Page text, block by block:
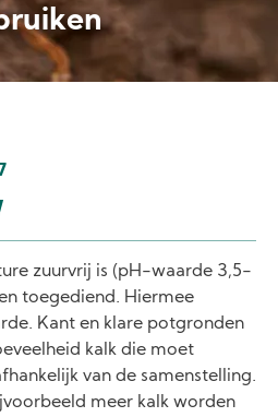
zuurvrij is (pH-waarde 3,5-
toegediend. Hiermee
Kant en klare potgronden
kalk die moet
van de samenstelling.
meer kalk worden